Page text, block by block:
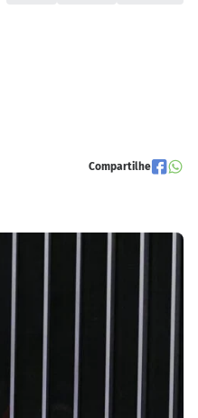
Compartilhe